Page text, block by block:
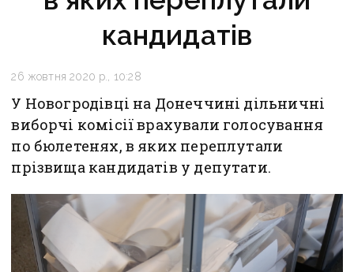
кандидатів
26 жовтня 2020 р., 10:28
У Новогродівці на Донеччині дільничні
виборчі комісії врахували голосування
по бюлетенях, в яких переплутали
прізвища кандидатів у депутати.